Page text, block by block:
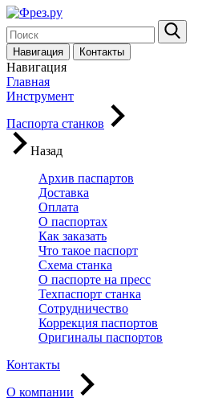
Навигация Контакты
Навигация
Главная
Инструмент
Паспорта станков
Назад
Архив паспартов
Доставка
Оплата
О паспортах
Как заказать
Что такое паспорт
Схема станка
О паспорте на пресс
Техпаспорт станка
Сотрудничество
Коррекция паспортов
Оригиналы паспортов
Контакты
О компании